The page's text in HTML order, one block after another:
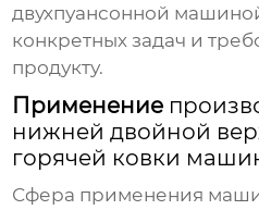
двухпуансонной
конкретных задач и
продукту.
Применение
нижней двойной
горячей ковки
Сфера применения